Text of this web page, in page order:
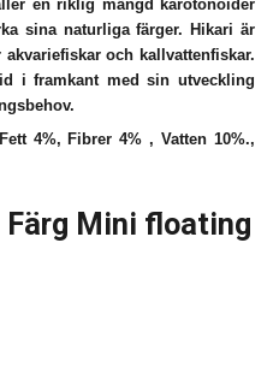
en riklig mängd karotonoider
sina naturliga färger. Hikari är
och kallvattenfiskar.
i framkant med sin utveckling
4%, Fibrer 4% , Vatten 10%.,
Färg Mini floating